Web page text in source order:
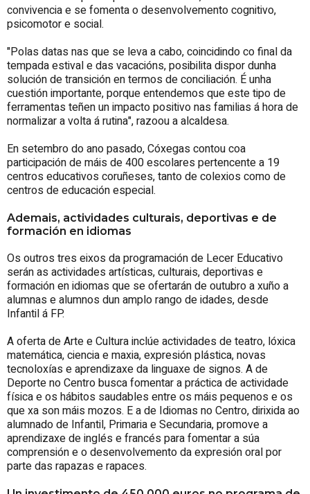
convivencia e se fomenta o desenvolvemento cognitivo,
psicomotor e social.
"Polas datas nas que se leva a cabo, coincidindo co final da
tempada estival e das vacacións, posibilita dispor dunha
solución de transición en termos de conciliación. É unha
cuestión importante, porque entendemos que este tipo de
ferramentas teñen un impacto positivo nas familias á hora de
normalizar a volta á rutina", razoou a alcaldesa.
En setembro do ano pasado, Cóxegas contou coa
participación de máis de 400 escolares pertencente a 19
centros educativos coruñeses, tanto de colexios como de
centros de educación especial.
Ademais, actividades culturais, deportivas e de
formación en idiomas
Os outros tres eixos da programación de Lecer Educativo
serán as actividades artísticas, culturais, deportivas e
formación en idiomas que se ofertarán de outubro a xuño a
alumnas e alumnos dun amplo rango de idades, desde
Infantil á FP.
A oferta de Arte e Cultura inclúe actividades de teatro, lóxica
matemática, ciencia e maxia, expresión plástica, novas
tecnoloxías e aprendizaxe da linguaxe de signos. A de
Deporte no Centro busca fomentar a práctica de actividade
física e os hábitos saudables entre os máis pequenos e os
que xa son máis mozos. E a de Idiomas no Centro, dirixida ao
alumnado de Infantil, Primaria e Secundaria, promove a
aprendizaxe de inglés e francés para fomentar a súa
comprensión e o desenvolvemento da expresión oral por
parte das rapazas e rapaces.